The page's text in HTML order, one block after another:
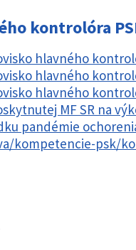
kontrolóra
hlavného
hlavného
hlavného
MF SR na
pandémie
kompetencie-psk/